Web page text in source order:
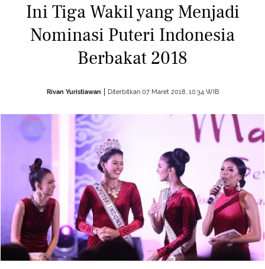
Ini Tiga Wakil yang Menjadi
Nominasi Puteri Indonesia
Berbakat 2018
Rivan Yuristiawan Diterbitkan 07 Maret 2018, 10:34 WIB